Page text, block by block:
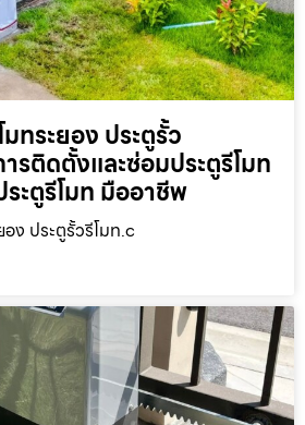
ทระยอง ประตูรั้ว
รติดตั้งและซ่อมประตูรีโมท
ะตูรีโมท มืออาชีพ
ง ประตูรั้วรีโมท.c